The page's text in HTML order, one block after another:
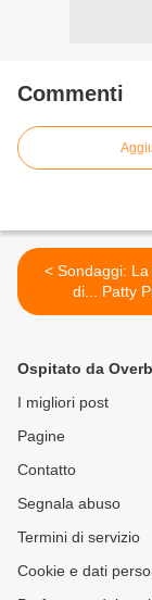
Commenti
< Sondaggi: La più bella
di... Patty
Ospitato da
I migliori post
Pagine
Contatto
Segnala abuso
Termini di servizio
Cookie e dati